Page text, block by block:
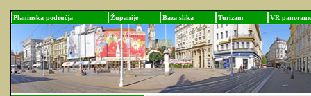
Planinska područja Županije Baza slika Turizam VR panorame